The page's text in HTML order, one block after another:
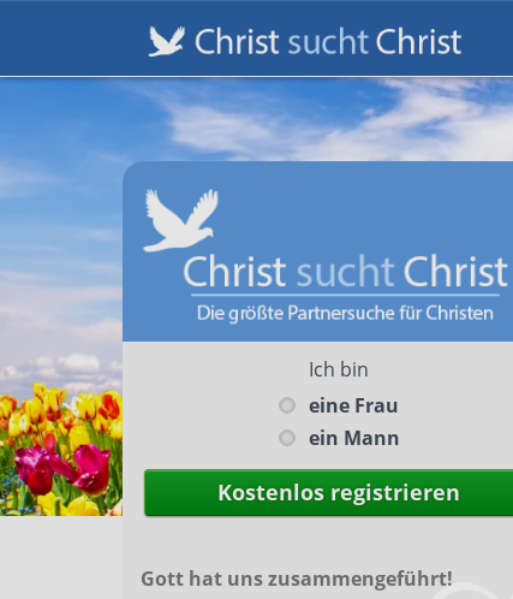
Ich bin
eine Frau
ein Mann
Kostenlos registrieren
Gott hat uns zusammengeführt!